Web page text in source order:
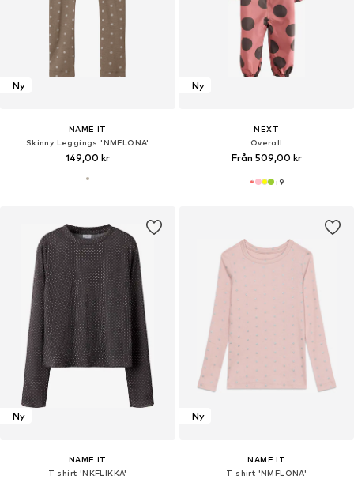
Ny
NAME IT
Skinny Leggings 'NMFLONA'
149,00 kr
Ny
NEXT
Overall
Från 509,00 kr
+9
Ny
NAME IT
T-shirt 'NKFLIKKA'
Ny
NAME IT
T-shirt 'NMFLONA'